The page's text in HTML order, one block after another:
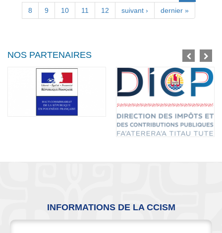
8 9 10 11 12 suivant › dernier »
NOS PARTENAIRES
INFORMATIONS DE LA CCISM